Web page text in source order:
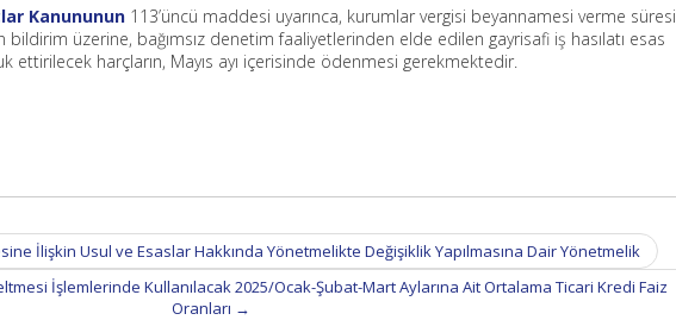
Kanununun 113’üncü maddesi uyarınca, kurumlar vergisi beyannamesi verme süresi
bildirim üzerine, bağımsız denetim faaliyetlerinden elde edilen gayrisafi iş hasılatı esas
ettirilecek harçların, Mayıs ayı içerisinde ödenmesi gerekmektedir.
İlişkin Usul ve Esaslar Hakkında Yönetmelikte Değişiklik Yapılmasına Dair Yönetmelik
İşlemlerinde Kullanılacak 2025/Ocak-Şubat-Mart Aylarına Ait Ortalama Ticari Kredi Faiz
Oranları →